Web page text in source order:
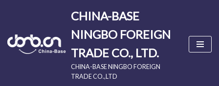
to
content
CHINA-BASE
NINGBO FOREIGN
TRADE CO., LTD.
CHINA-BASE NINGBO FOREIGN
TRADE CO.,LTD